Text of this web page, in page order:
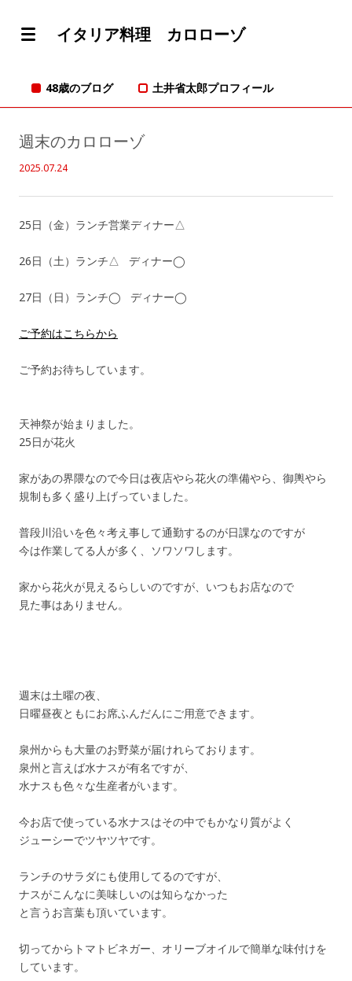
イタリア料理 カロローゾ
48歳のブログ 土井省太郎プロフィール
週末のカロローゾ
2025.07.24
25日（金）ランチ営業ディナー△
26日（土）ランチ△ ディナー◯
27日（日）ランチ◯ ディナー◯
ご予約はこちらから
ご予約お待ちしています。
天神祭が始まりました。
25日が花火
家があの界隈なので今日は夜店やら花火の準備やら、御輿やら
規制も多く盛り上げっていました。
普段川沿いを色々考え事して通勤するのが日課なのですが
今は作業してる人が多く、ソワソワします。
家から花火が見えるらしいのですが、いつもお店なので
見た事はありません。
週末は土曜の夜、
日曜昼夜ともにお席ふんだんにご用意できます。
泉州からも大量のお野菜が届けれらております。
泉州と言えば水ナスが有名ですが、
水ナスも色々な生産者がいます。
今お店で使っている水ナスはその中でもかなり質がよく
ジューシーでツヤツヤです。
ランチのサラダにも使用してるのですが、
ナスがこんなに美味しいのは知らなかった
と言うお言葉も頂いています。
切ってからトマトビネガー、オリーブオイルで簡単な味付けを
しています。